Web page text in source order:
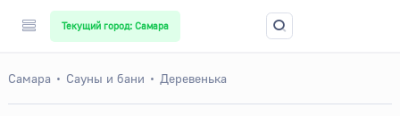
Текущий город: Самара
Самара Сауны и бани Деревенька